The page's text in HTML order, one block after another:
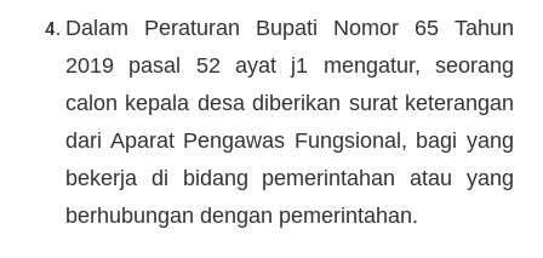
Dalam Peraturan Bupati Nomor 65 Tahun
2019 pasal 52 ayat j1 mengatur, seorang
calon kepala desa diberikan surat keterangan
dari Aparat Pengawas Fungsional, bagi yang
bekerja di bidang pemerintahan atau yang
berhubungan dengan pemerintahan.